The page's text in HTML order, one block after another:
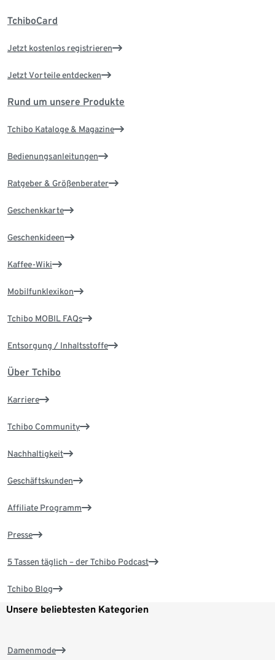
TchiboCard
Jetzt kostenlos registrieren
Jetzt Vorteile entdecken
Rund um unsere Produkte
Tchibo Kataloge & Magazine
Bedienungsanleitungen
Ratgeber & Größenberater
Geschenkkarte
Geschenkideen
Kaffee-Wiki
Mobilfunklexikon
Tchibo MOBIL FAQs
Entsorgung / Inhaltsstoffe
Über Tchibo
Karriere
Tchibo Community
Nachhaltigkeit
Geschäftskunden
Affiliate Programm
Presse
5 Tassen täglich – der Tchibo Podcast
Tchibo Blog
Unsere beliebtesten Kategorien
Damenmode